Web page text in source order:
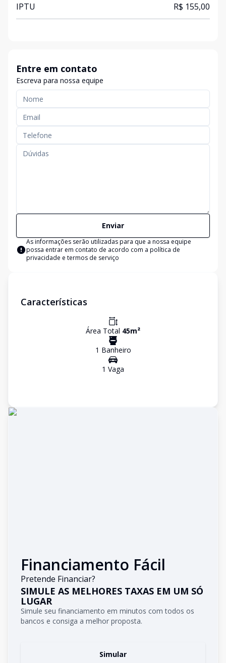
IPTU R$ 155,00
Entre em contato
Escreva para nossa equipe
Enviar
As informações serão utilizadas para que a nossa equipe
possa entrar em contato de acordo com a política de
privacidade e termos de serviço
Características
Área Total 45m²
1 Banheiro
1 Vaga
Financiamento Fácil
Pretende Financiar?
SIMULE AS MELHORES TAXAS EM UM SÓ
LUGAR
Simule seu financiamento em minutos com todos os
bancos e consiga a melhor proposta.
Simular